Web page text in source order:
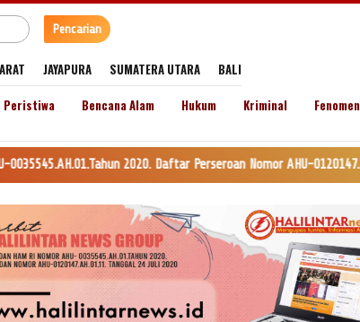
Pencarian
JAYAPURA SUMATERA UTARA
BALI
Peristiwa Bencana Alam Hukum Kriminal
2020. Daftar Perseroan Nomor AHU-